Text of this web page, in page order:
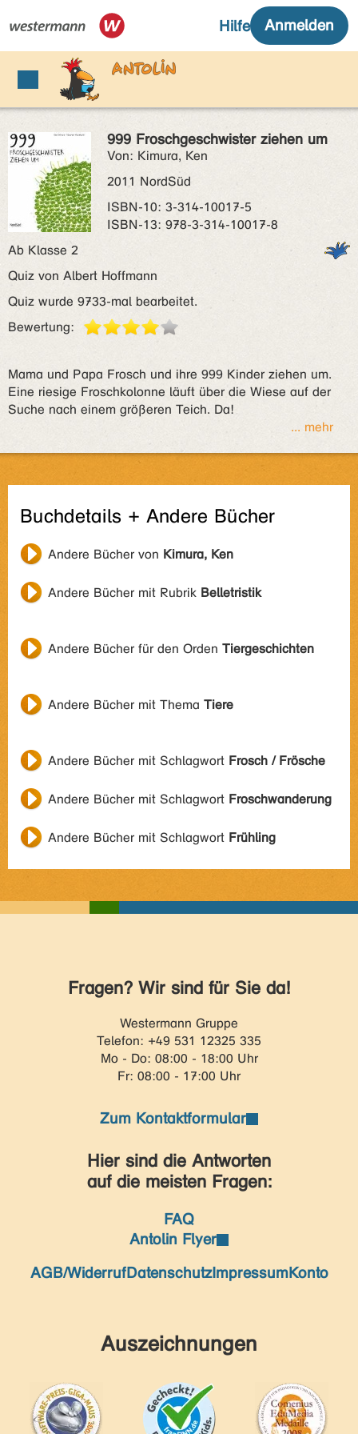
999 Froschgeschwister ziehen um
Von: Kimura, Ken
2011 NordSüd
ISBN‑10: 3-314-10017-5
ISBN‑13: 978-3-314-10017-8
Ab Klasse 2
Quiz von Albert Hoffmann
Quiz wurde 9733-mal bearbeitet.
Bewertung:
Mama und Papa Frosch und ihre 999 Kinder ziehen um.
Eine riesige Froschkolonne läuft über die Wiese auf der
Suche nach einem größeren Teich. Da!
... mehr
Buchdetails + Andere Bücher
Andere Bücher von Kimura, Ken
Andere Bücher mit Rubrik Belletristik
Andere Bücher für den Orden Tiergeschichten
Andere Bücher mit Thema Tiere
Andere Bücher mit Schlagwort Frosch / Frösche
Andere Bücher mit Schlagwort Froschwanderung
Andere Bücher mit Schlagwort Frühling